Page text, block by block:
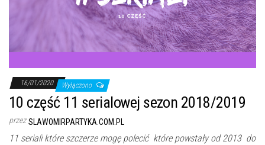
16/01/2020 Wyłączono
10 część 11 serialowej sezon 2018/2019
przez SLAWOMIRPARTYKA.COM.PL
11 seriali które szczerze mogę polecić które powstały od 2013 do